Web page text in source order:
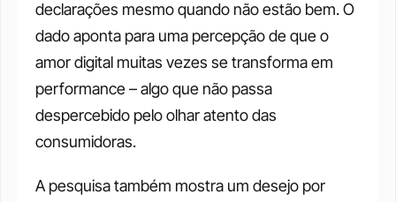
declarações mesmo quando não estão bem. O
dado aponta para uma percepção de que o
amor digital muitas vezes se transforma em
performance – algo que não passa
despercebido pelo olhar atento das
consumidoras.
A pesquisa também mostra um desejo por